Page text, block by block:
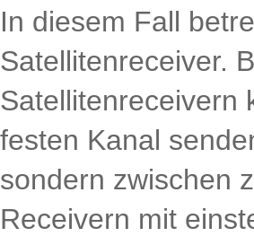
In diesem Fall
Satellitenreceiver.
Satellitenreceivern
festen Kanal
sondern zwischen
Receivern mit